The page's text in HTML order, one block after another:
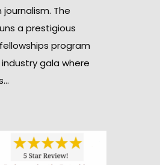
The
a prestigious
program
gala where